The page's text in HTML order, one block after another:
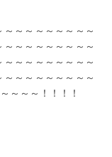
～～～～～～～～
～～～～～～～～
～～～～～～～～
～～～～～～～～
～～～！！！！